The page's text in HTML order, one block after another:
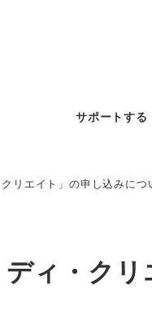
サポートする
リエイト」の申し込みにつ
ィ・クリ